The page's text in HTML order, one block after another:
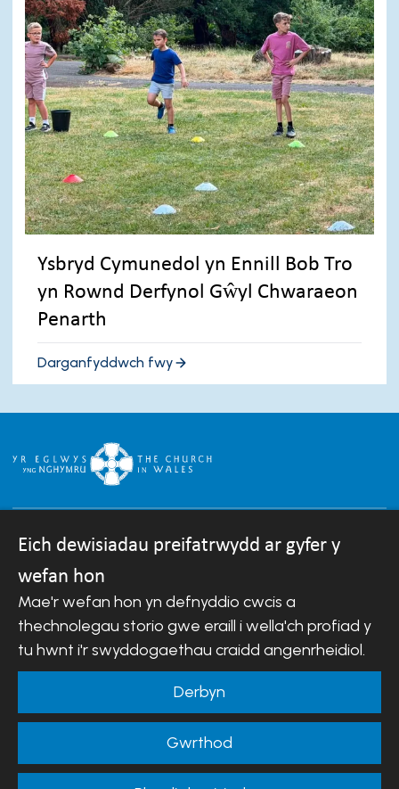
Ysbryd Cymunedol yn Ennill Bob Tro
yn Rownd Derfynol Gŵyl Chwaraeon
Penarth
Darganfyddwch fwy
Hawlfraint © 2007-2026 Esgobaeth Llandaf.
Cedwir pob hawl.
Mae Bwrdd Cyllid Esgobaeth Llandaf yn gwmni sydd
wedi'i gofrestru yng Nghymru a Lloegr.
Rhif cwmni: 488549 | Rhif elusen gofrestredig:
Telerau ac Amodau Gwefan|Cwcis|Cefnogaeth o
Hysbysiad preifatrwydd|Datganiad
Hygyrchedd
Eich dewisiadau preifatrwydd ar gyfer y
wefan hon
Mae'r wefan hon yn defnyddio cwcis a
thechnolegau storio gwe eraill i wella'ch profiad y
tu hwnt i'r swyddogaethau craidd angenrheidiol.
Derbyn
Gwrthod